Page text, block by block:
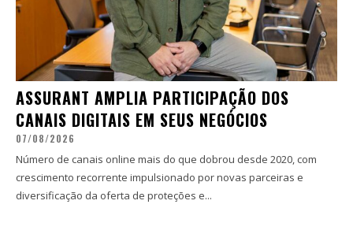
ASSURANT AMPLIA PARTICIPAÇÃO DOS
CANAIS DIGITAIS EM SEUS NEGÓCIOS
07/08/2026
Número de canais online mais do que dobrou desde 2020, com
crescimento recorrente impulsionado por novas parceiras e
diversificação da oferta de proteções e...